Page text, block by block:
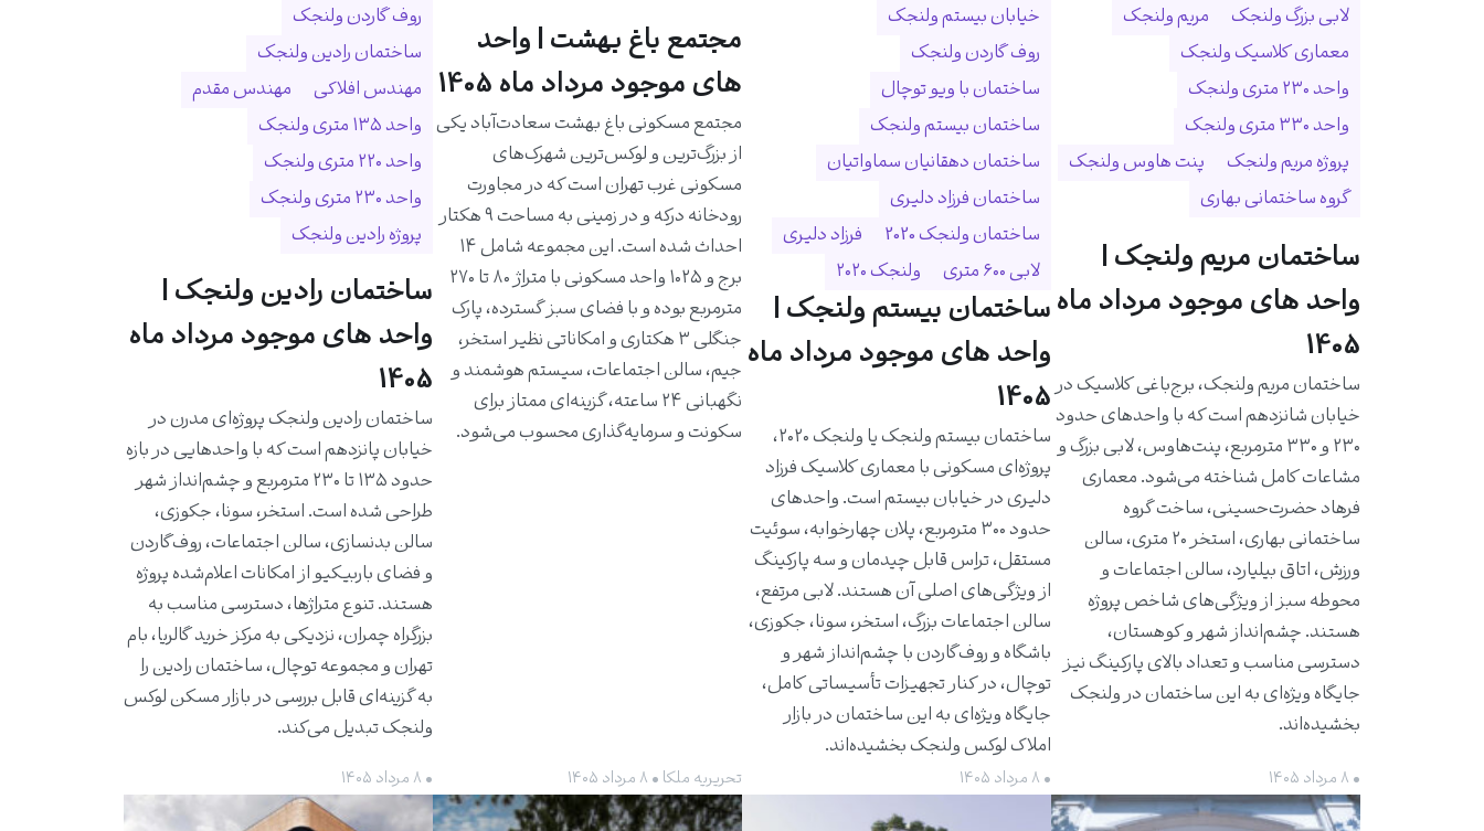
لابی بزرگ ولنجک
مریم ولنجک
معماری کلاسیک ولنجک
واحد ۲۳۰ متری ولنجک
واحد ۳۳۰ متری ولنجک
پروژه مریم ولنجک
پنت هاوس ولنجک
گروه ساختمانی بهاری
ساختمان مریم ولنجک |
واحد های موجود مرداد ماه
1405
ساختمان مریم ولنجک، برج‌باغی کلاسیک در
خیابان شانزدهم است که با واحدهای حدود
۲۳۰ و ۳۳۰ مترمربع، پنت‌هاوس، لابی بزرگ و
مشاعات کامل شناخته می‌شود. معماری
فرهاد حضرت‌حسینی، ساخت گروه
ساختمانی بهاری، استخر ۲۰ متری، سالن
ورزش، اتاق بیلیارد، سالن اجتماعات و
محوطه سبز از ویژگی‌های شاخص پروژه
هستند. چشم‌انداز شهر و کوهستان،
دسترسی مناسب و تعداد بالای پارکینگ نیز
جایگاه ویژه‌ای به این ساختمان در ولنجک
بخشیده‌اند.
• ۸ مرداد ۱۴۰۵
خیابان بیستم ولنجک
روف گاردن ولنجک
ساختمان با ویو توچال
ساختمان بیستم ولنجک
ساختمان دهقانیان سماواتیان
ساختمان فرزاد دلیری
ساختمان ولنجک 2020
فرزاد دلیری
لابی ۶۰۰ متری
ولنجک ۲۰۲۰
ساختمان بیستم ولنجک |
واحد های موجود مرداد ماه
1405
ساختمان بیستم ولنجک یا ولنجک ۲۰۲۰،
پروژه‌ای مسکونی با معماری کلاسیک فرزاد
دلیری در خیابان بیستم است. واحدهای
حدود ۳۰۰ مترمربع، پلان چهارخوابه، سوئیت
مستقل، تراس قابل چیدمان و سه پارکینگ
از ویژگی‌های اصلی آن هستند. لابی مرتفع،
سالن اجتماعات بزرگ، استخر، سونا، جکوزی،
باشگاه و روف‌گاردن با چشم‌انداز شهر و
توچال، در کنار تجهیزات تأسیساتی کامل،
جایگاه ویژه‌ای به این ساختمان در بازار
املاک لوکس ولنجک بخشیده‌اند.
• ۸ مرداد ۱۴۰۵
مجتمع باغ بهشت | واحد
های موجود مرداد ماه 1405
مجتمع مسکونی باغ بهشت سعادت‌آباد یکی
از بزرگ‌ترین و لوکس‌ترین شهرک‌های
مسکونی غرب تهران است که در مجاورت
رودخانه درکه و در زمینی به مساحت ۹ هکتار
احداث شده است. این مجموعه شامل ۱۴
برج و ۱۰۲۵ واحد مسکونی با متراژ ۸۰ تا ۲۷۰
مترمربع بوده و با فضای سبز گسترده، پارک
جنگلی ۳ هکتاری و امکاناتی نظیر استخر،
جیم، سالن اجتماعات، سیستم هوشمند و
نگهبانی ۲۴ ساعته، گزینه‌ای ممتاز برای
سکونت و سرمایه‌گذاری محسوب می‌شود.
تحریریه ملکا • ۸ مرداد ۱۴۰۵
روف گاردن ولنجک
ساختمان رادین ولنجک
مهندس افلاکی
مهندس مقدم
واحد ۱۳۵ متری ولنجک
واحد ۲۲۰ متری ولنجک
واحد ۲۳۰ متری ولنجک
پروژه رادین ولنجک
ساختمان رادین ولنجک |
واحد های موجود مرداد ماه
1405
ساختمان رادین ولنجک پروژه‌ای مدرن در
خیابان پانزدهم است که با واحدهایی در بازه
حدود ۱۳۵ تا ۲۳۰ مترمربع و چشم‌انداز شهر
طراحی شده است. استخر، سونا، جکوزی،
سالن بدنسازی، سالن اجتماعات، روف‌گاردن
و فضای باربیکیو از امکانات اعلام‌شده پروژه
هستند. تنوع متراژها، دسترسی مناسب به
بزرگراه چمران، نزدیکی به مرکز خرید گالریا، بام
تهران و مجموعه توچال، ساختمان رادین را
به گزینه‌ای قابل بررسی در بازار مسکن لوکس
ولنجک تبدیل می‌کند.
• ۸ مرداد ۱۴۰۵